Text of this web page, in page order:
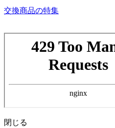
交換商品の特集
閉じる